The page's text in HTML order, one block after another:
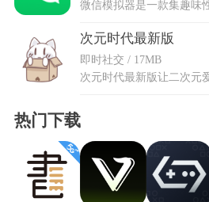
次元时代最新版
即时社交 / 17MB
热门下载